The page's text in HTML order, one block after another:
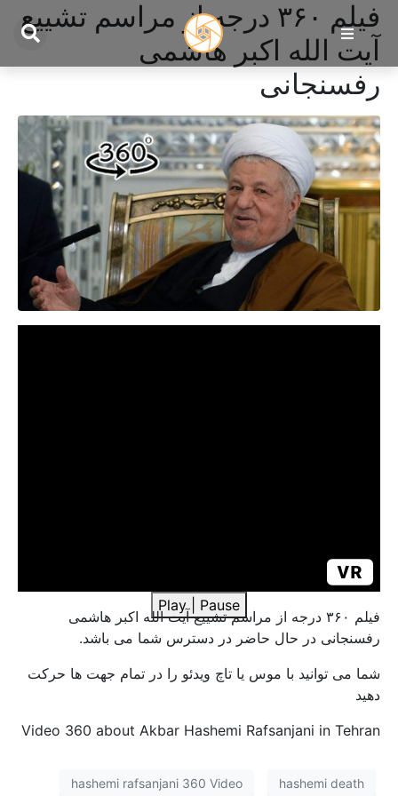
فیلم ۳۶۰ درجه از مراسم تشییع
آیت الله اکبر هاشمی
رفسنجانی
Play| Pause
فیلم ۳۶۰ درجه از مراسم تشییع آیت الله اکبر هاشمی
رفسنجانی در حال حاضر در دسترس شما می باشد.
شما می توانید با موس یا تاچ ویدئو را در تمام جهت ها حرکت
دهید
Video 360 about Akbar Hashemi Rafsanjani in Tehran
hashemi death
hashemi rafsanjani 360 Video